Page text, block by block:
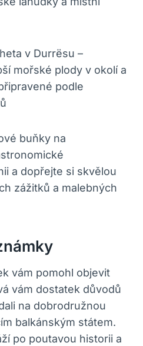
v Durrësu –
mořské plody v okolí a
podle
buňky na
a dopřejte si skvělou
zážitků a malebných
vám pomohl objevit
vám dostatek důvodů
na dobrodružnou
balkánským státem.
po poutavou historii a